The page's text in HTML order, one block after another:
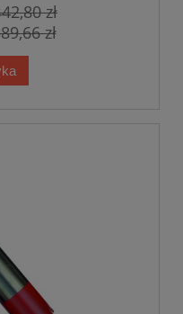
zł
zł